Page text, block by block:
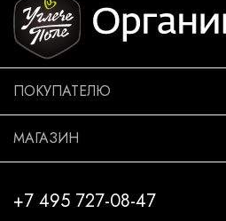
ПОКУПАТЕЛЮ
МАГАЗИН
+7 495 727-08-47